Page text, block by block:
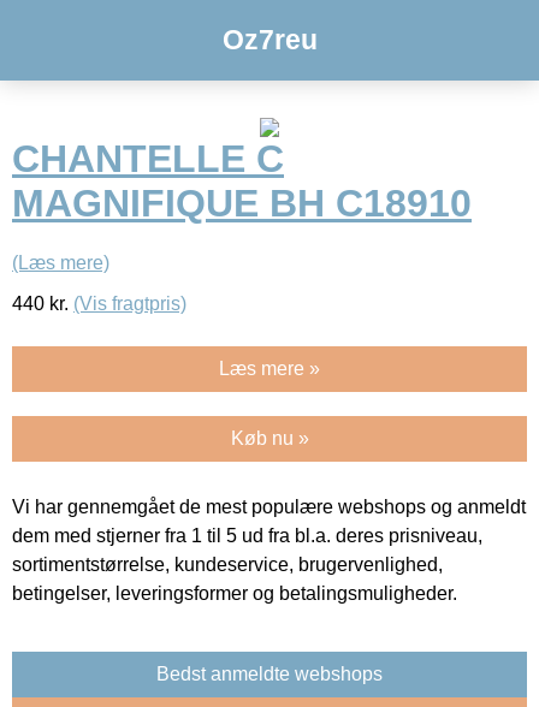
Oz7reu
CHANTELLE C
MAGNIFIQUE BH C18910
(Læs mere)
440 kr. (Vis fragtpris)
Læs mere »
Køb nu »
Vi har gennemgået de mest populære webshops og anmeldt
dem med stjerner fra 1 til 5 ud fra bl.a. deres prisniveau,
sortimentstørrelse, kundeservice, brugervenlighed,
betingelser, leveringsformer og betalingsmuligheder.
Bedst anmeldte webshops